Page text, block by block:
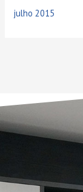
julho 2015